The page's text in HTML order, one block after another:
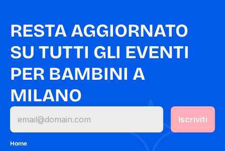
RESTA AGGIORNATO
SU TUTTI GLI EVENTI
PER BAMBINI A
MILANO
Home